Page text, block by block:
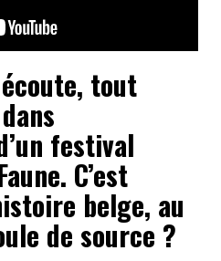
tout
festival
C’est
belge, au
de source ?